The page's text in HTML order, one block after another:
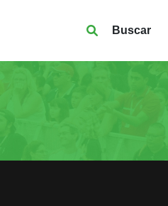
Buscar